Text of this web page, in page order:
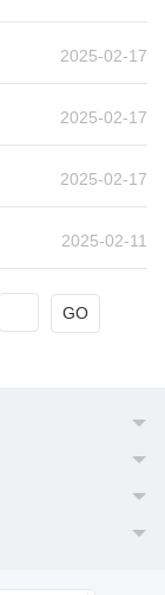
2025-02-17
2025-02-17
2025-02-17
2025-02-11
GO